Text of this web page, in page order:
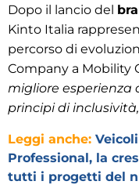
Dopo il lancio del
Kinto Italia
percorso di
Company a Mobility
migliore esperienza
principi di
Leggi anche:
Professional, la
tutti i progetti del